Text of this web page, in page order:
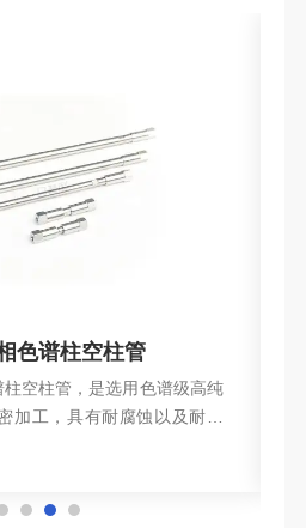
色谱柱空柱管
空柱管，是选用色谱级高纯
加工，具有耐腐蚀以及耐高